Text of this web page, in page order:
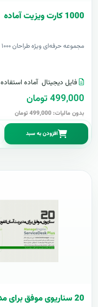
1000 کارت ويزيت آماده
مجموعه حرفه‌ای ویژه طراحان ۱۰۰۰ کارت ویزیت تجاری و حرفه‌ای لایه‌باز ..
فایل دیجیتال آماده استفاده
499,000 تومان
بدون مالیات: 499,000 تومان
افزودن به سبد
20 سناریوی موفق برای مدیریت آسان انفورماتیک